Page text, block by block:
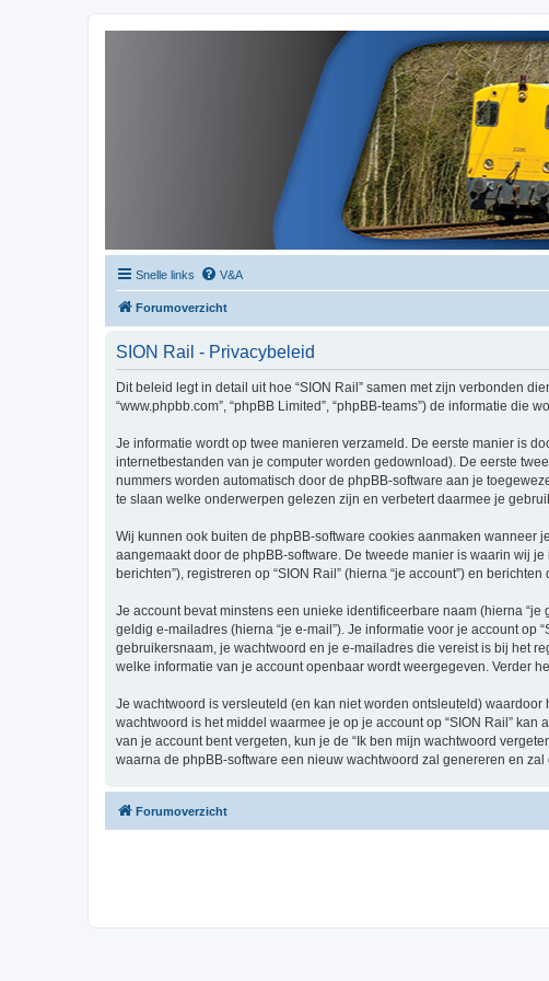
Snelle links V&A
Forumoverzicht
SION Rail - Privacybeleid
Dit beleid legt in detail uit hoe “SION Rail” samen met zijn verbonden
“www.phpbb.com”, “phpBB Limited”, “phpBB-teams”) de informatie
Je informatie wordt op twee manieren verzameld. De eerste manier is
internetbestanden van je computer worden gedownload). De eerste
nummers worden automatisch door de phpBB-software aan je
te slaan welke onderwerpen gelezen zijn en verbetert daarmee je
Wij kunnen ook buiten de phpBB-software cookies aanmaken wanneer
aangemaakt door de phpBB-software. De tweede manier is waarin wij
berichten”), registreren op “SION Rail” (hierna “je account”) en
Je account bevat minstens een unieke identificeerbare naam (hierna
geldig e-mailadres (hierna “je e-mail”). Je informatie voor je account
gebruikersnaam, je wachtwoord en je e-mailadres die vereist is bij het
welke informatie van je account openbaar wordt weergegeven. Verder
Je wachtwoord is versleuteld (en kan niet worden ontsleuteld)
wachtwoord is het middel waarmee je op je account op “SION Rail”
van je account bent vergeten, kun je de “Ik ben mijn wachtwoord
waarna de phpBB-software een nieuw wachtwoord zal genereren en
Forumoverzicht